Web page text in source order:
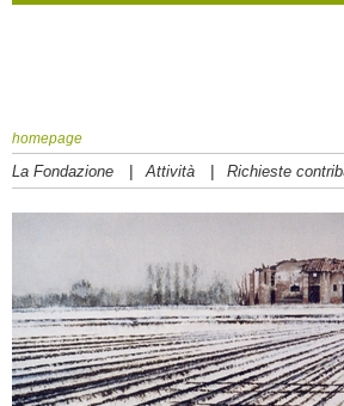
homepage
La Fondazione | Attività | Richieste